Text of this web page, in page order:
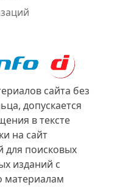
сайта без
допускается
в тексте
на сайт
для поисковых
изданий с
материалам